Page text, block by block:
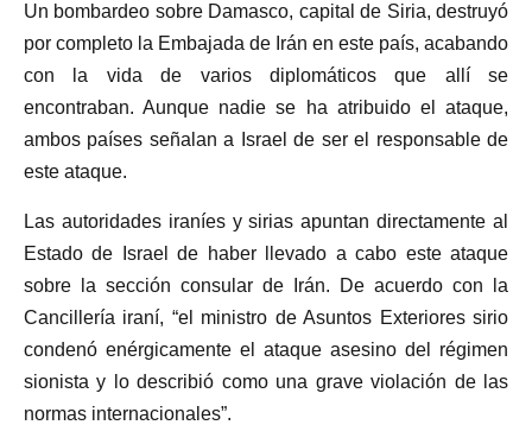
Un bombardeo sobre Damasco, capital de Siria, destruyó
por completo la Embajada de Irán en este país, acabando
con la vida de varios diplomáticos que allí se
encontraban. Aunque nadie se ha atribuido el ataque,
ambos países señalan a Israel de ser el responsable de
este ataque.
Las autoridades iraníes y sirias apuntan directamente al
Estado de Israel de haber llevado a cabo este ataque
sobre la sección consular de Irán. De acuerdo con la
Cancillería iraní, “el ministro de Asuntos Exteriores sirio
condenó enérgicamente el ataque asesino del régimen
sionista y lo describió como una grave violación de las
normas internacionales”.